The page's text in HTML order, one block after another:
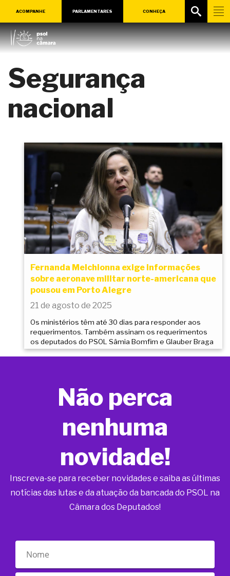
ACOMPANHE PARLAMENTARES CONHEÇA
Segurança
nacional
Fernanda Melchionna exige informações
sobre aeronave militar norte-americana que
pousou em Porto Alegre
21 de agosto de 2025
Os ministérios têm até 30 dias para responder aos
requerimentos. Também assinam os requerimentos
os deputados do PSOL Sâmia Bomfim e Glauber Braga
Não perca
nenhuma
novidade!
Inscreva-se para receber novidades e saiba as últimas
notícias das lutas e da atuação da bancada do PSOL na
Câmara dos Deputados!